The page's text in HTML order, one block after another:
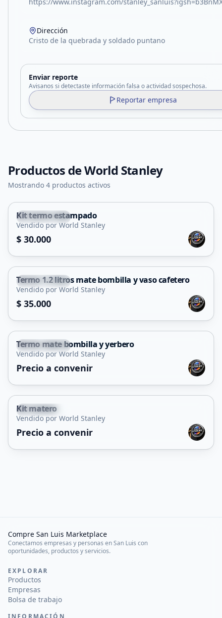
Dirección
Cristo de la quebrada y soldado puntano
Enviar reporte
Avisanos si detectaste información falsa o actividad sospechosa.
Reportar empresa
Productos deWorld Stanley
Mostrando 4 productos activos
Juana Koslay
Kit termo estampado
Vendido por World Stanley
$ 30.000
Juana Koslay
Termo 1.2 litros mate bombilla y vaso cafetero
Vendido por World Stanley
$ 35.000
Juana Koslay
Termo mate bombilla y yerbero
Vendido por World Stanley
Precio a convenir
Juana Koslay
Kit matero
Vendido por World Stanley
Precio a convenir
Compre San Luis Marketplace
Conectamos empresas y personas en San Luis con
oportunidades, productos y servicios.
EXPLORAR
Productos
Empresas
Bolsa de trabajo
INFORMACIÓN